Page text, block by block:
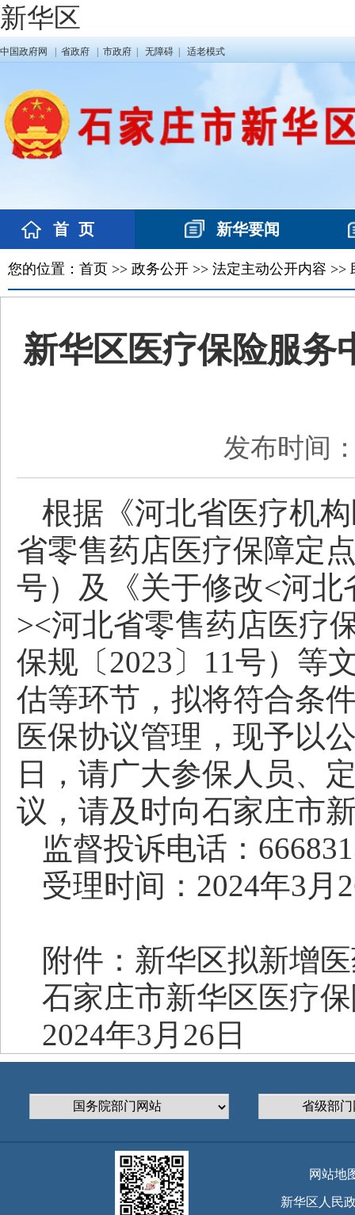
新华区
中国政府网 省政府 市政府 无障碍 适老模式
您的位置： 首页 >> 政务公开 >> 法定主动公开内容 >>
新华区医疗保险服务
发布时间
根据《河北省医疗机
省零售药店医疗保障定
号）及《关于修改<河
><河北省零售药店医疗
保规〔2023〕11号）等
估等环节，拟将符合条
医保协议管理，现予以
日，请广大参保人员、
议，请及时向石家庄市
监督投诉电话：
受理时间：2024年3月
附件：新华区拟新增
石家庄市新华区医疗
2024年3月26日